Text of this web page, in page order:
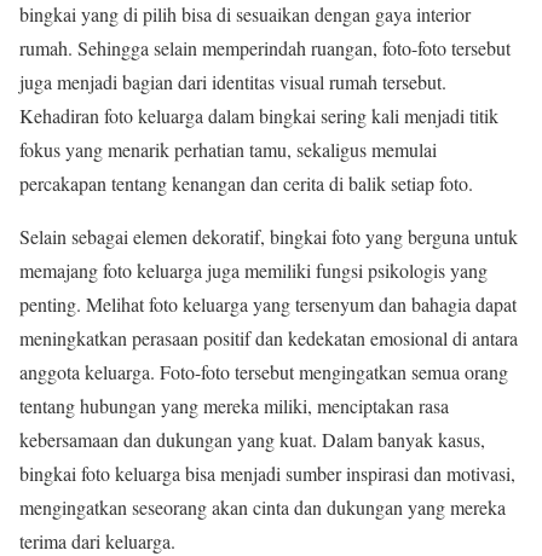
bingkai yang di pilih bisa di sesuaikan dengan gaya interior
rumah. Sehingga selain memperindah ruangan, foto-foto tersebut
juga menjadi bagian dari identitas visual rumah tersebut.
Kehadiran foto keluarga dalam bingkai sering kali menjadi titik
fokus yang menarik perhatian tamu, sekaligus memulai
percakapan tentang kenangan dan cerita di balik setiap foto.
Selain sebagai elemen dekoratif, bingkai foto yang berguna untuk
memajang foto keluarga juga memiliki fungsi psikologis yang
penting. Melihat foto keluarga yang tersenyum dan bahagia dapat
meningkatkan perasaan positif dan kedekatan emosional di antara
anggota keluarga. Foto-foto tersebut mengingatkan semua orang
tentang hubungan yang mereka miliki, menciptakan rasa
kebersamaan dan dukungan yang kuat. Dalam banyak kasus,
bingkai foto keluarga bisa menjadi sumber inspirasi dan motivasi,
mengingatkan seseorang akan cinta dan dukungan yang mereka
terima dari keluarga.